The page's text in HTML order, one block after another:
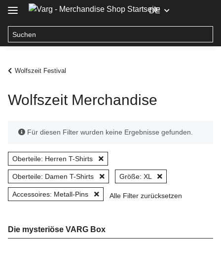
DE
Wolfszeit Festival
Wolfszeit Merchandise
x Für diesen Filter wurden keine Ergebnisse gefunden.
Oberteile: Herren T-Shirts
Oberteile: Damen T-Shirts Größe: XL
Accessoires: Metall-Pins Alle Filter zurücksetzen
Die mysteriöse VARG Box